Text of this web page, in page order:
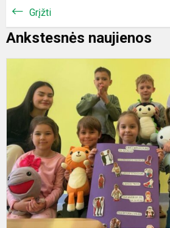
Grįžti
Ankstesnės naujienos